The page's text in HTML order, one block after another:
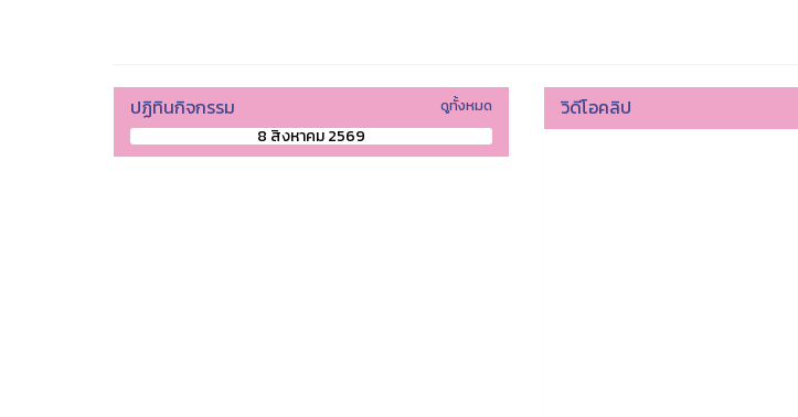
ปฏิทินกิจกรรม ดูทั้งหมด
8 สิงหาคม 2569
วิดีโอคลิป